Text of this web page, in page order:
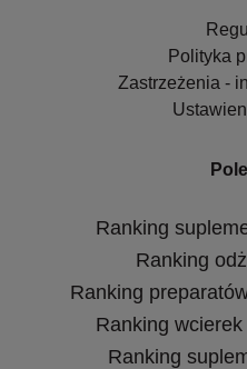
Polityka
Zastrzeżenia -
Ranking
Ranking
Ranking
Ranking wcierek
Ranking